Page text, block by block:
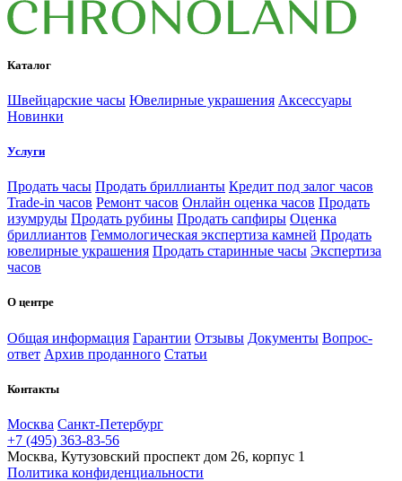
Каталог
Швейцарские часы Ювелирные украшения Аксессуары
Новинки
Услуги
Продать часы Продать бриллианты Кредит под залог часов
Trade-in часов Ремонт часов Онлайн оценка часов Продать
изумруды Продать рубины Продать сапфиры Оценка
бриллиантов Геммологическая экспертиза камней Продать
ювелирные украшения Продать старинные часы Экспертиза
часов
О центре
Общая информация Гарантии Отзывы Документы Вопрос-
ответ Архив проданного Статьи
Контакты
Москва Санкт-Петербург
+7 (495) 363-83-56
Москва, Кутузовский проспект дом 26, корпус 1
Политика конфиденциальности